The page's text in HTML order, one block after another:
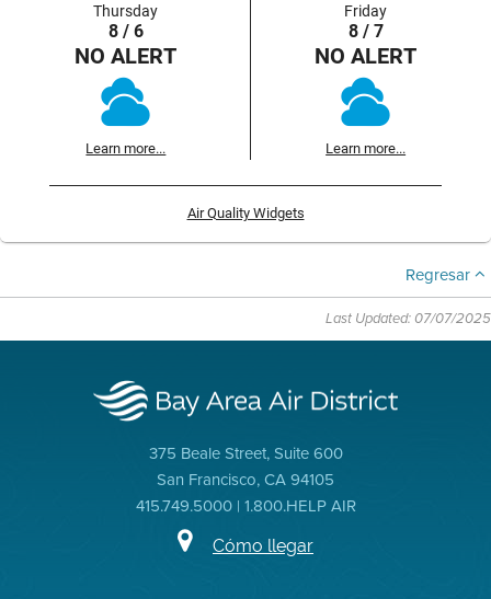
Thursday
8 / 6
NO ALERT
Learn more...
Friday
8 / 7
NO ALERT
Learn more...
Air Quality Widgets
Regresar
Last Updated: 07/07/2025
375 Beale Street, Suite 600
San Francisco, CA 94105
415.749.5000 | 1.800.HELP AIR
Cómo llegar